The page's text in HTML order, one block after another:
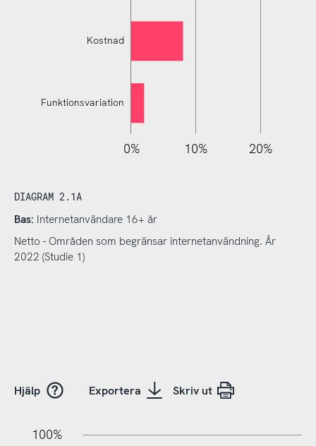
Kostnad
Funktionsvariation
110% 20%
10%
0%
-10%
-20%
DIAGRAM 2.1A
Bas: Internetanvändare 16+ år
Netto - Områden som begränsar internetanvändning. År
2022 (Studie 1)
Hjälp Exportera Skriv ut
100%